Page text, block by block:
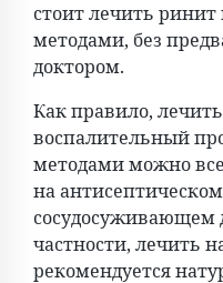
стоит лечить
методами, без
доктором.
Как правило,
воспалительный
методами можно
на
сосудосуживающем
частности, лечить
рекомендуется